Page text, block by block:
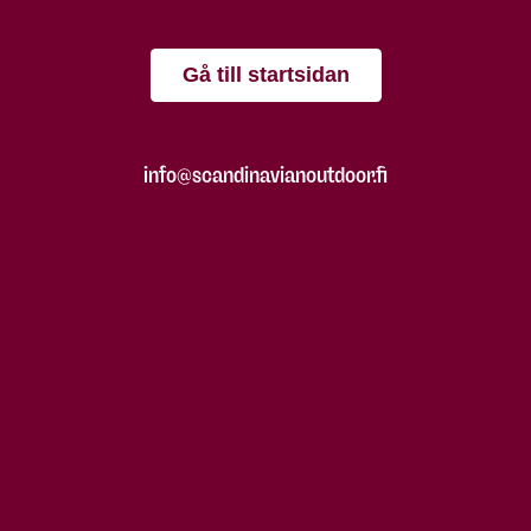
Gå till startsidan
info@scandinavianoutdoor.fi